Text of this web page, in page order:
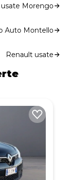
Morengo
Auto Montello
Renault usate